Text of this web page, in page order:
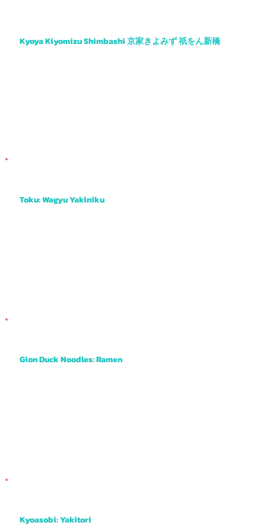
Kyoya Kiyomizu Shimbashi 京家きよみず 祇をん新橋
Toku: Wagyu Yakiniku
Gion Duck Noodles: Ramen
Kyoasobi: Yakitori